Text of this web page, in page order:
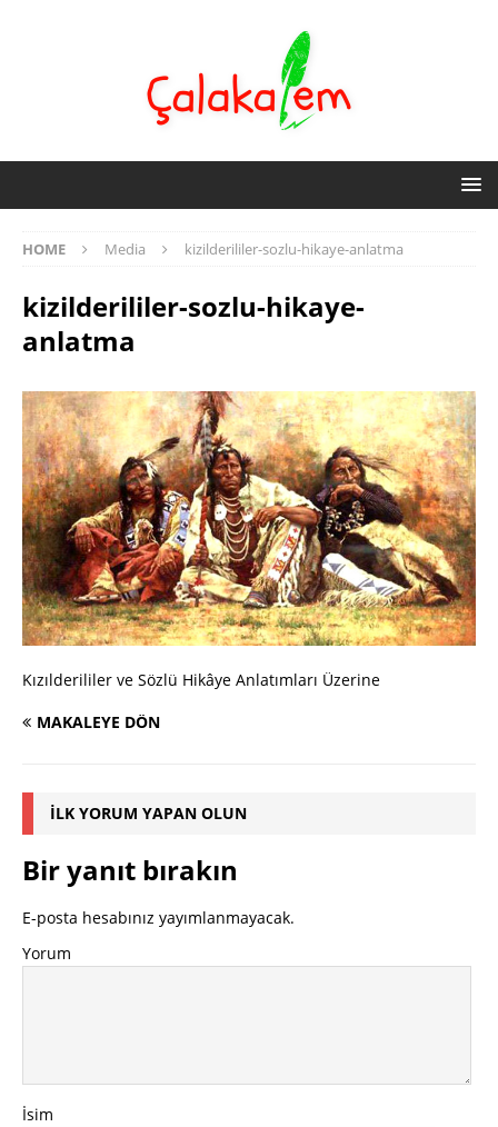
HOME Media kizilderililer-sozlu-hikaye-anlatma
kizilderililer-sozlu-hikaye-
anlatma
Kızılderililer ve Sözlü Hikâye Anlatımları Üzerine
MAKALEYE DÖN
İLK YORUM YAPAN OLUN
Bir yanıt bırakın
E-posta hesabınız yayımlanmayacak.
Yorum
İsim